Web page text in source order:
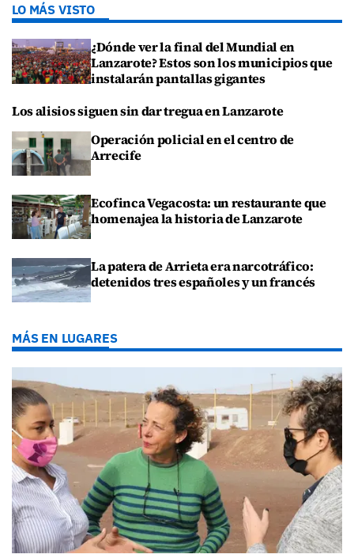
LO MÁS VISTO
¿Dónde ver la final del Mundial en
Lanzarote? Estos son los municipios que
instalarán pantallas gigantes
Los alisios siguen sin dar tregua en Lanzarote
Operación policial en el centro de
Arrecife
Ecofinca Vegacosta: un restaurante que
homenajea la historia de Lanzarote
La patera de Arrieta era narcotráfico:
detenidos tres españoles y un francés
MÁS EN LUGARES